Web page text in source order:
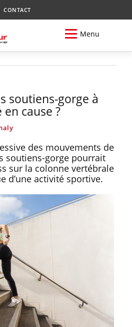
CONTACT
Menu
soutiens-gorge à
cause ?
des mouvements de
soutiens-gorge pourrait
sur la colonne vertébrale
d’une activité sportive.